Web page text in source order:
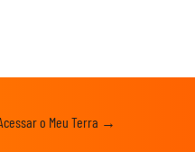
o Meu Terra →